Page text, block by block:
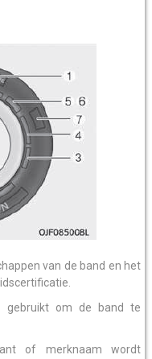
van de band en het
gebruikt om de band te
of merknaam wordt